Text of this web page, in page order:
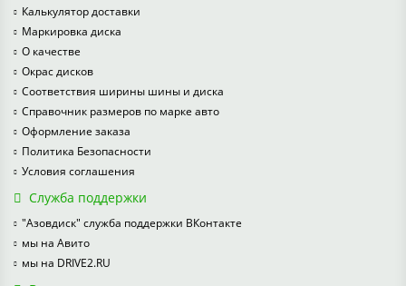
Калькулятор доставки
Маркировка диска
О качестве
Окрас дисков
Соответствия ширины шины и диска
Справочник размеров по марке авто
Оформление заказа
Политика Безопасности
Условия соглашения
Служба поддержки
"Азовдиск" служба поддержки ВКонтакте
мы на Авито
мы на DRIVE2.RU